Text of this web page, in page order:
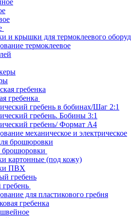
и крышки для термоклеевого
термоклеевое
гребенка
гребень в бобинах/Шаг 2:1
гребень. Бобины 3:1
гребень/ Формат А4
механическое и электрическое
брошюровки
картонные (под кожу)
ПВХ
для пластикового гребня
гребенка